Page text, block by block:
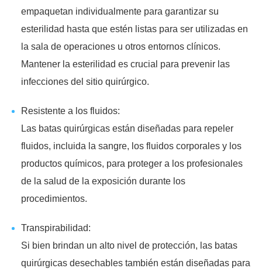
empaquetan individualmente para garantizar su
esterilidad hasta que estén listas para ser utilizadas en
la sala de operaciones u otros entornos clínicos.
Mantener la esterilidad es crucial para prevenir las
infecciones del sitio quirúrgico.
Resistente a los fluidos:
Las batas quirúrgicas están diseñadas para repeler
fluidos, incluida la sangre, los fluidos corporales y los
productos químicos, para proteger a los profesionales
de la salud de la exposición durante los
procedimientos.
Transpirabilidad:
Si bien brindan un alto nivel de protección, las batas
quirúrgicas desechables también están diseñadas para